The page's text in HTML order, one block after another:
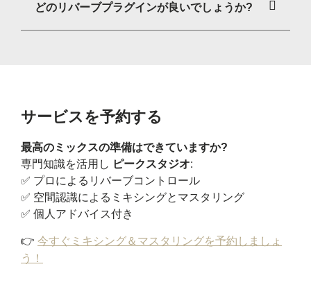
どのリバーブプラグインが良いでしょうか?
サービスを予約する
最高のミックスの準備はできていますか?
専門知識を活用し ピークスタジオ:
✅ プロによるリバーブコントロール
✅ 空間認識によるミキシングとマスタリング
✅ 個人アドバイス付き
👉 今すぐミキシング＆マスタリングを予約しましょ
う！